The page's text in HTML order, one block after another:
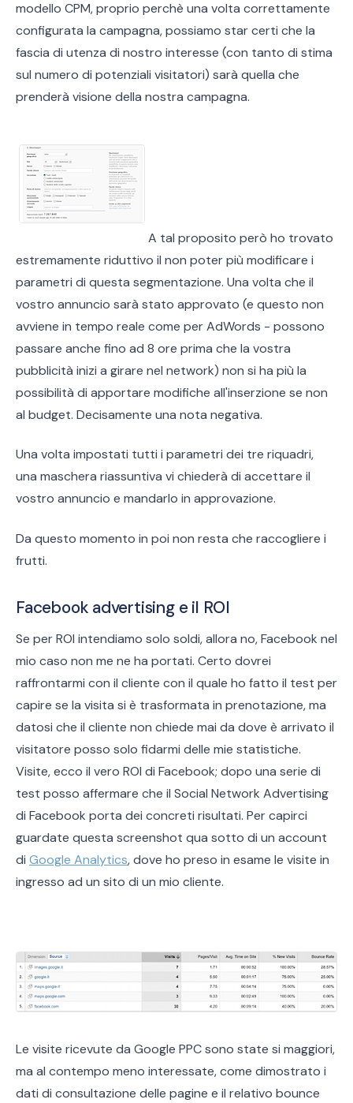
modello CPM, proprio perchè una volta correttamente
configurata la campagna, possiamo star certi che la
fascia di utenza di nostro interesse (con tanto di stima
sul numero di potenziali visitatori) sarà quella che
prenderà visione della nostra campagna.
A tal proposito però ho trovato
estremamente riduttivo il non poter più modificare i
parametri di questa segmentazione. Una volta che il
vostro annuncio sarà stato approvato (e questo non
avviene in tempo reale come per AdWords - possono
passare anche fino ad 8 ore prima che la vostra
pubblicità inizi a girare nel network) non si ha più la
possibilità di apportare modifiche all'inserzione se non
al budget. Decisamente una nota negativa.
Una volta impostati tutti i parametri dei tre riquadri,
una maschera riassuntiva vi chiederà di accettare il
vostro annuncio e mandarlo in approvazione.
Da questo momento in poi non resta che raccogliere i
frutti.
Facebook advertising e il ROI
Se per ROI intendiamo solo soldi, allora no, Facebook nel
mio caso non me ne ha portati. Certo dovrei
raffrontarmi con il cliente con il quale ho fatto il test per
capire se la visita si è trasformata in prenotazione, ma
datosi che il cliente non chiede mai da dove è arrivato il
visitatore posso solo fidarmi delle mie statistiche.
Visite, ecco il vero ROI di Facebook; dopo una serie di
test posso affermare che il Social Network Advertising
di Facebook porta dei concreti risultati. Per capirci
guardate questa screenshot qua sotto di un account
di Google Analytics, dove ho preso in esame le visite in
ingresso ad un sito di un mio cliente.
Le visite ricevute da Google PPC sono state si maggiori,
ma al contempo meno interessate, come dimostrato i
dati di consultazione delle pagine e il relativo bounce